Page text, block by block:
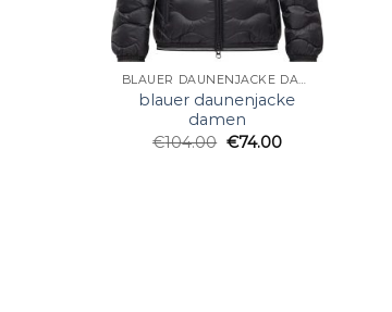
BLAUER DAUNENJACKE DAMEN
blauer daunenjacke
damen
€104.00 €74.00